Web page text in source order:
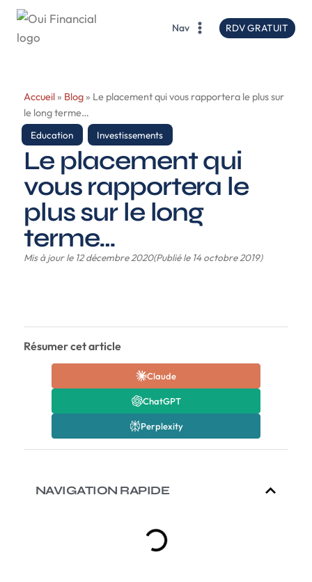
principal
Nav RDV GRATUIT
Accueil » Blog » Le placement qui vous rapportera le plus sur
le long terme…
Education
Investissements
Le placement qui
vous rapportera le
plus sur le long
terme…
Mis à jour le 12 décembre 2020(Publié le 14 octobre 2019)
Résumer cet article
Claude
ChatGPT
Perplexity
NAVIGATION RAPIDE